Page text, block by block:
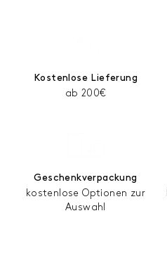
Kostenlose Lieferung
ab 200€
Geschenkverpackung
kostenlose Optionen zur
Auswahl